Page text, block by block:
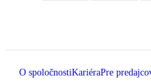
O spoločnostiKariéraPre